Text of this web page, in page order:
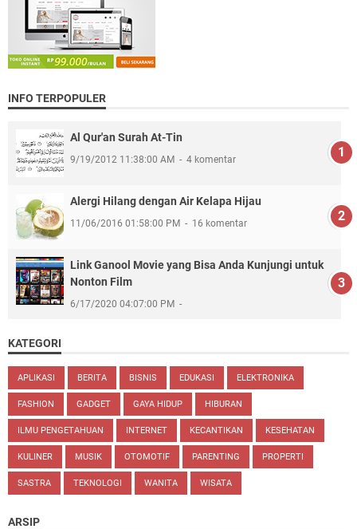
INFO TERPOPULER
Al Qur'an Surah At-Tin
9/19/2012 11:38:00 AM 4 komentar
Alergi Hilang dengan Air Kelapa Hijau
11/06/2016 01:58:00 PM 16 komentar
Link Ganool Movie yang Bisa Anda Kunjungi untuk
Nonton Film
6/17/2020 04:07:00 PM
KATEGORI
APLIKASI BERITA BISNIS EDUKASI ELEKTRONIKA
FASHION GADGET GAYA HIDUP HIBURAN
ILMU PENGETAHUAN INTERNET KECANTIKAN KESEHATAN
KULINER MUSIK OTOMOTIF PARENTING PROPERTI
SASTRA TEKNOLOGI WANITA WISATA
ARSIP